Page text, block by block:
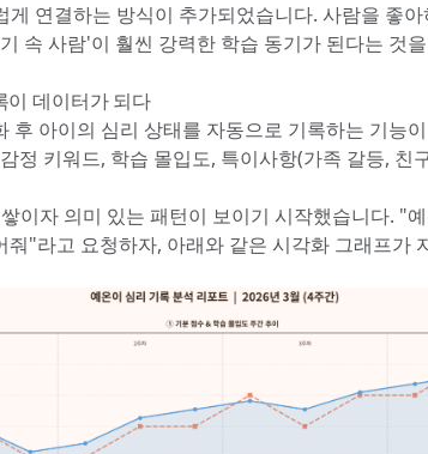
게 연결하는 방식이 추가되었습니다. 사람을 좋
속 사람'이 훨씬 강력한 학습 동기가 된다는 것
이 데이터가 되다
후 아이의 심리 상태를 자동으로 기록하는 기능
정 키워드, 학습 몰입도, 특이사항(가족 갈등, 친
이자 의미 있는 패턴이 보이기 시작했습니다. "
줘"라고 요청하자, 아래와 같은 시각화 그래프가